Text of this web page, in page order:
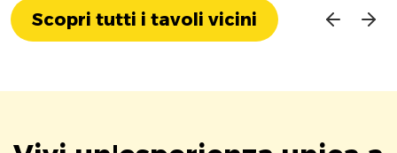
Scopri tutti i tavoli vicini